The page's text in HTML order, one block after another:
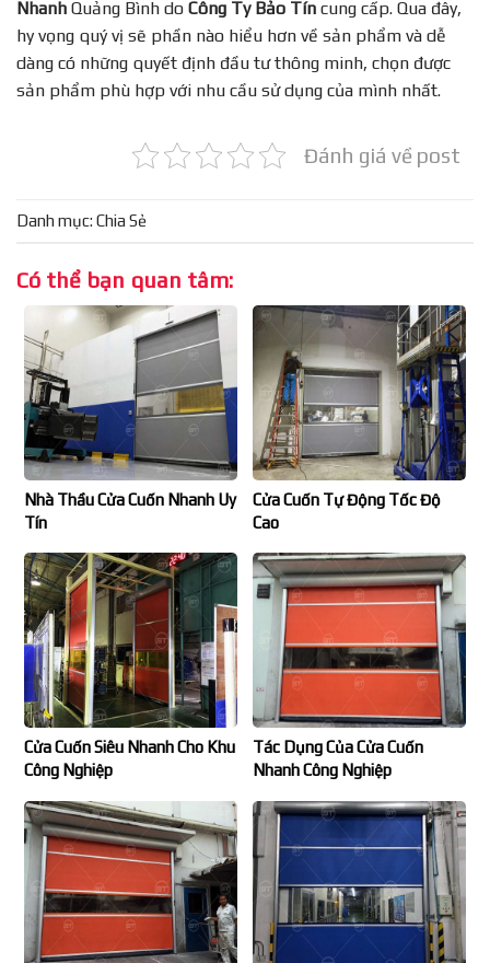
Nhanh Quảng Bình do Công Ty Bảo Tín cung cấp. Qua đây,
hy vọng quý vị sẽ phần nào hiểu hơn về sản phẩm và dễ
dàng có những quyết định đầu tư thông minh, chọn được
sản phẩm phù hợp với nhu cầu sử dụng của mình nhất.
Đánh giá về post
Danh mục: Chia Sẻ
Có thể bạn quan tâm:
Nhà Thầu Cửa Cuốn Nhanh Uy
Tín
Cửa Cuốn Tự Động Tốc Độ
Cao
Cửa Cuốn Siêu Nhanh Cho Khu
Công Nghiệp
Tác Dụng Của Cửa Cuốn
Nhanh Công Nghiệp